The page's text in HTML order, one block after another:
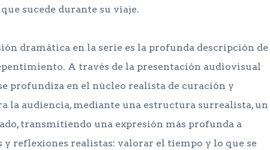
sucede durante su viaje.
dramática en la serie es la profunda descripción de
A través de la presentación audiovisual
profundiza en el núcleo realista de curación y
la audiencia, mediante una estructura surrealista, un
transmitiendo una expresión más profunda a
y reflexiones realistas: valorar el tiempo y lo que se